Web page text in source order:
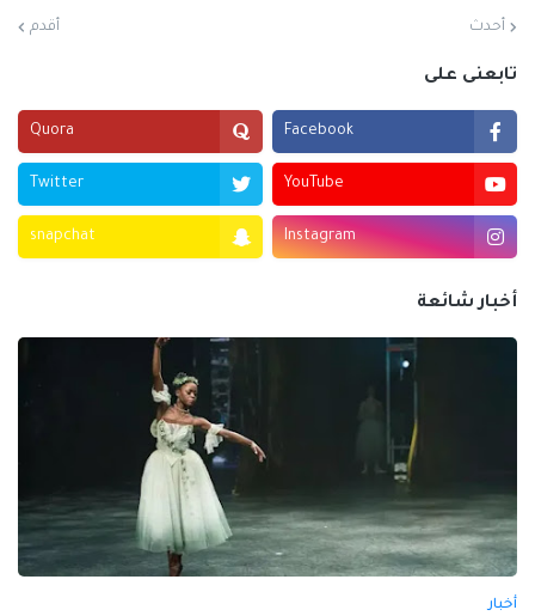
أحدث أقدم
تابعنى على
Facebook
Quora
YouTube
Twitter
Instagram
snapchat
أخبار شائعة
أخبار